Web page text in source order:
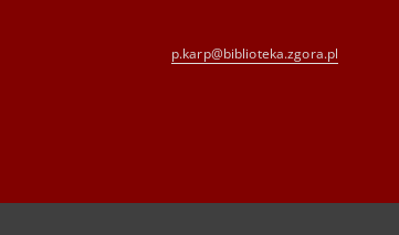
p.karp@biblioteka.zgora.pl